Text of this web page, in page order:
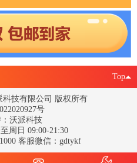
Top
科技有限公司 版权所有
号
沃派科技
周日 09:00-21:30
客服微信：gdtykf